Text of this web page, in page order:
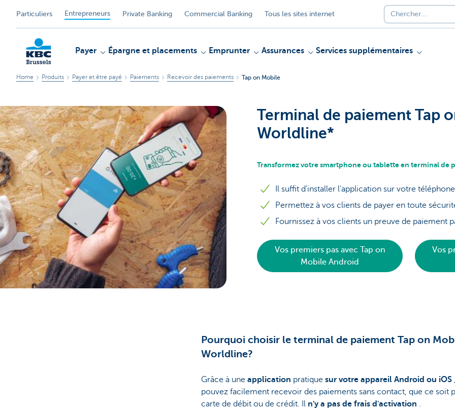
Particuliers Entrepreneurs Private Banking Commercial Banking Tous les sites internet
KBC
Entrepreneurs
Payer Épargne et placements Emprunter Assurances Services supplémentaires
Home Produits Payer et être payé Paiements Recevoir des paiements Tap on Mobile
Terminal de paiement Tap
Worldline*
Transformez votre smartphone ou tablette en terminal de
Il suffit d'installer l'application sur votre
Permettez à vos clients de payer en toute
Fournissez à vos clients un preuve de paiement
Vos premiers pas avec Tap on
Mobile Android
Vos
Pourquoi choisir le terminal de paiement Tap on
Worldline?
Grâce à une application pratique sur votre appareil Android ou iOS
pouvez facilement recevoir des paiements sans contact, que ce soit
carte de débit ou de crédit. Il n'y a pas de frais d'activation .